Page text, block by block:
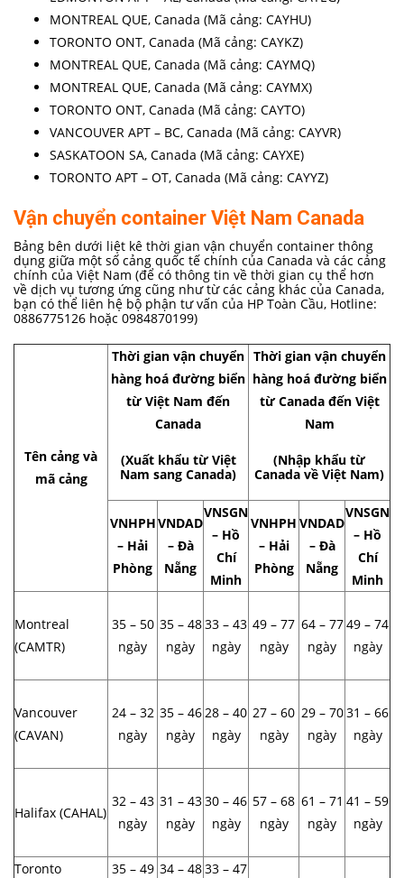
MONTREAL QUE, Canada (Mã cảng: CAYHU)
TORONTO ONT, Canada (Mã cảng: CAYKZ)
MONTREAL QUE, Canada (Mã cảng: CAYMQ)
MONTREAL QUE, Canada (Mã cảng: CAYMX)
TORONTO ONT, Canada (Mã cảng: CAYTO)
VANCOUVER APT – BC, Canada (Mã cảng: CAYVR)
SASKATOON SA, Canada (Mã cảng: CAYXE)
TORONTO APT – OT, Canada (Mã cảng: CAYYZ)
Vận chuyển container Việt Nam Canada
Bảng bên dưới liệt kê thời gian vận chuyển container thông
dụng giữa một số cảng quốc tế chính của Canada và các cảng
chính của Việt Nam (để có thông tin về thời gian cụ thể hơn
về dịch vụ tương ứng cũng như từ các cảng khác của Canada,
bạn có thể liên hệ bộ phận tư vấn của HP Toàn Cầu, Hotline:
0886775126 hoặc 0984870199)
Tên cảng và
mã cảng
Thời gian vận chuyển
hàng hoá đường biển
từ Việt Nam đến
Canada
(Xuất khẩu từ Việt
Nam sang Canada)
Thời gian vận chuyển
hàng hoá đường biển
từ Canada đến Việt
Nam
(Nhập khẩu từ
Canada về Việt Nam)
VNHPH
– Hải
Phòng
VNDAD
– Đà
Nẵng
VNSGN
– Hồ
Chí
Minh
VNHPH
– Hải
Phòng
VNDAD
– Đà
Nẵng
VNSGN
– Hồ
Chí
Minh
Montreal
(CAMTR)
35 – 50
ngày
35 – 48
ngày
33 – 43
ngày
49 – 77
ngày
64 – 77
ngày
49 – 74
ngày
Vancouver
(CAVAN)
24 – 32
ngày
35 – 46
ngày
28 – 40
ngày
27 – 60
ngày
29 – 70
ngày
31 – 66
ngày
Halifax (CAHAL)
32 – 43
ngày
31 – 43
ngày
30 – 46
ngày
57 – 68
ngày
61 – 71
ngày
41 – 59
ngày
Toronto
35 – 49 34 – 4833 – 47